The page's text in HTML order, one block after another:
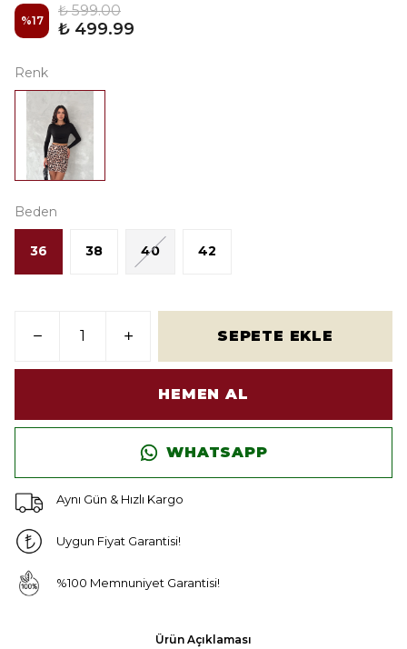
%17
₺ 599.00
₺ 499.99
Renk
Beden
36 38 40 42
SEPETE EKLE
HEMEN AL
WHATSAPP
Aynı Gün & Hızlı Kargo
Uygun Fiyat Garantisi!
%100 Memnuniyet Garantisi!
Ürün Açıklaması